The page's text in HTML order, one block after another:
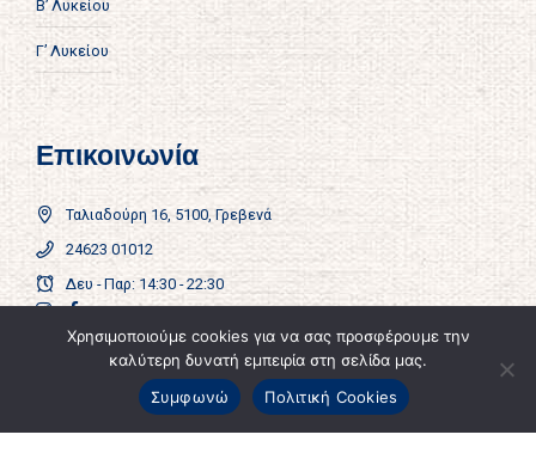
Β’ Λυκείου
Γ’ Λυκείου
Επικοινωνία
Ταλιαδούρη 16, 5100, Γρεβενά
24623 01012
Δευ - Παρ: 14:30 - 22:30
Πολιτική Απορρήτου
Χρησιμοποιούμε cookies για να σας προσφέρουμε την
καλύτερη δυνατή εμπειρία στη σελίδα μας.
Συμφωνώ
Πολιτική Cookies ×